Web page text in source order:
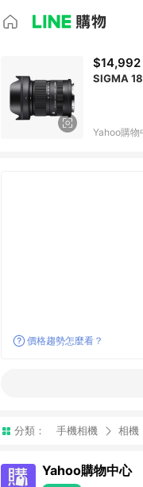
$14,992
SIGMA
Yahoo購物
價格趨勢怎麼看？
分類： 手機相機 相機
Yahoo購物中心